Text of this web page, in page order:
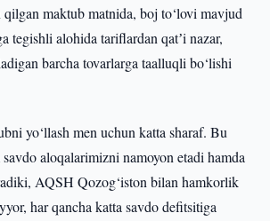
maktub matnida, boj to‘lovi mavjud
tegishli alohida tariflardan qatʼi nazar,
barcha tovarlarga taalluqli bo‘lishi
yo‘llash men uchun katta sharaf. Bu
aloqalarimizni namoyon etadi hamda
AQSH Qozog‘iston bilan hamkorlik
har qancha katta savdo defitsitiga